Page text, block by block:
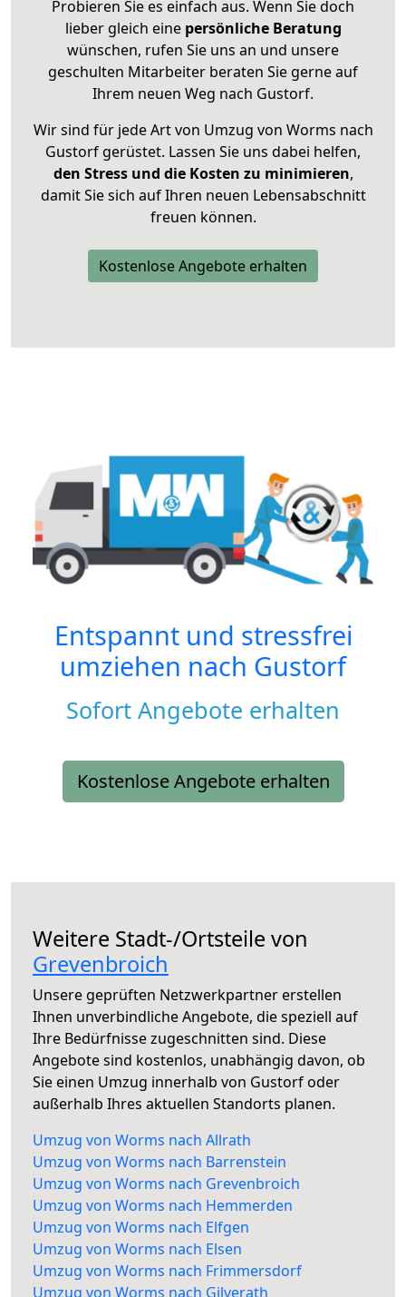
Probieren Sie es einfach aus. Wenn Sie doch
lieber gleich eine persönliche Beratung
wünschen, rufen Sie uns an und unsere
geschulten Mitarbeiter beraten Sie gerne auf
Ihrem neuen Weg nach Gustorf.
Wir sind für jede Art von Umzug von Worms nach
Gustorf gerüstet. Lassen Sie uns dabei helfen,
den Stress und die Kosten zu minimieren,
damit Sie sich auf Ihren neuen Lebensabschnitt
freuen können.
Kostenlose Angebote erhalten
Entspannt und stressfrei
umziehen nach Gustorf
Sofort Angebote erhalten
Kostenlose Angebote erhalten
Weitere Stadt-/Ortsteile von
Grevenbroich
Unsere geprüften Netzwerkpartner erstellen
Ihnen unverbindliche Angebote, die speziell auf
Ihre Bedürfnisse zugeschnitten sind. Diese
Angebote sind kostenlos, unabhängig davon, ob
Sie einen Umzug innerhalb von Gustorf oder
außerhalb Ihres aktuellen Standorts planen.
Umzug von Worms nach Allrath
Umzug von Worms nach Barrenstein
Umzug von Worms nach Grevenbroich
Umzug von Worms nach Hemmerden
Umzug von Worms nach Elfgen
Umzug von Worms nach Elsen
Umzug von Worms nach Frimmersdorf
Umzug von Worms nach Gilverath